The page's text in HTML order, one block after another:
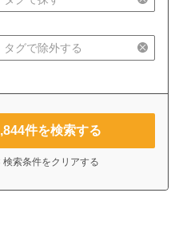
件を検索する
検索条件をクリアする